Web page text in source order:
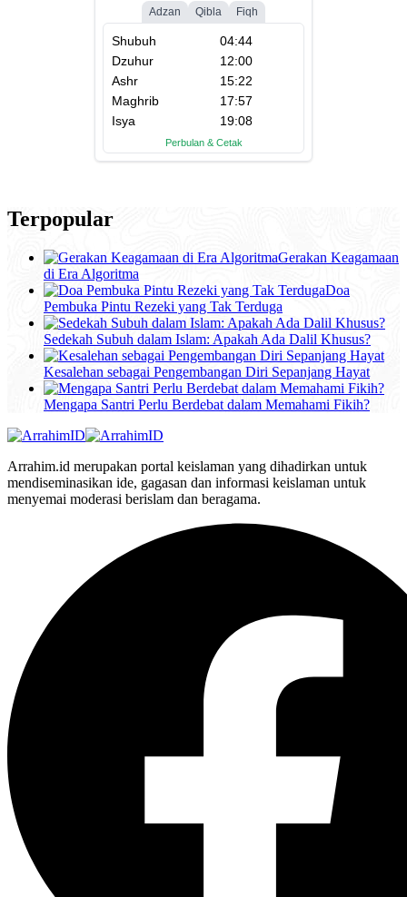
Terpopular
Gerakan Keagamaan
di Era Algoritma
Doa
Pembuka Pintu Rezeki yang Tak Terduga
Sedekah Subuh dalam Islam: Apakah Ada Dalil Khusus?
Kesalehan sebagai Pengembangan Diri Sepanjang Hayat
Mengapa Santri Perlu Berdebat dalam Memahami Fikih?
Arrahim.id merupakan portal keislaman yang dihadirkan untuk
mendiseminasikan ide, gagasan dan informasi keislaman untuk
menyemai moderasi berislam dan beragama.